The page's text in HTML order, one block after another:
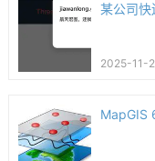
某公司快
2025-11-
MapGIS